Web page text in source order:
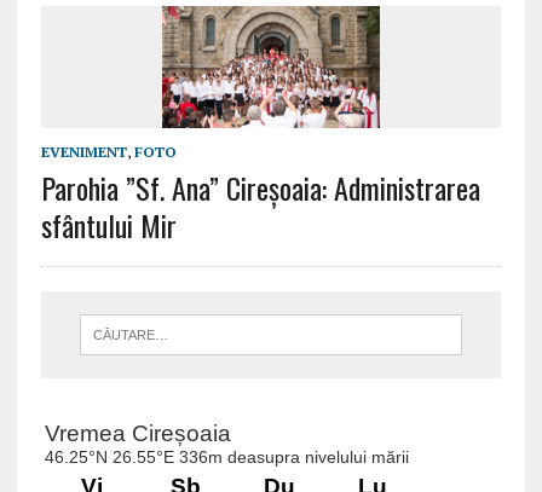
EVENIMENT, FOTO
Parohia ”Sf. Ana” Cireșoaia: Administrarea
sfântului Mir